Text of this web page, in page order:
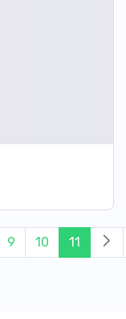
9 10 11